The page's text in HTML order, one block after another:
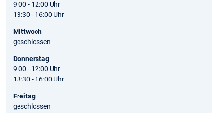
9:00 - 12:00 Uhr
13:30 - 16:00 Uhr
Mittwoch
geschlossen
Donnerstag
9:00 - 12:00 Uhr
13:30 - 16:00 Uhr
Freitag
geschlossen